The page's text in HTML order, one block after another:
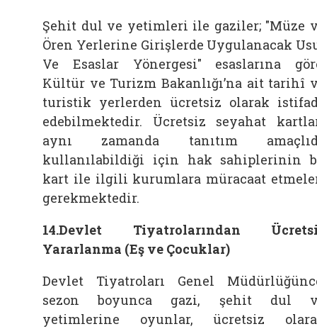
Şehit dul ve yetimleri ile gaziler; "Müze
Ören Yerlerine Girişlerde Uygulanacak
Ve Esaslar Yönergesi" esaslarına
Kültür ve Turizm Bakanlığı’na ait tarihî
turistik yerlerden ücretsiz olarak
edebilmektedir. Ücretsiz seyahat
aynı zamanda tanıtım
kullanılabildiği için hak sahiplerinin
kart ile ilgili kurumlara müracaat
gerekmektedir.
14.Devlet Tiyatrolarından
Yararlanma (Eş ve Çocuklar)
Devlet Tiyatroları Genel
sezon boyunca gazi, şehit dul
yetimlerine oyunlar, ücretsiz